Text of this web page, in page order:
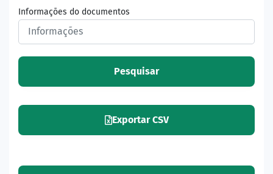
Informações do documentos
Pesquisar
Exportar CSV